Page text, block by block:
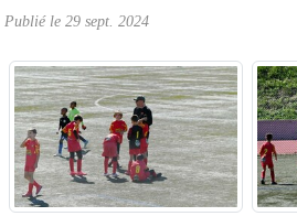
Publié le 29 sept. 2024